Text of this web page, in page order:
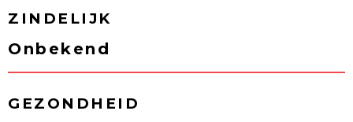
ZINDELIJK
Onbekend
GEZONDHEID